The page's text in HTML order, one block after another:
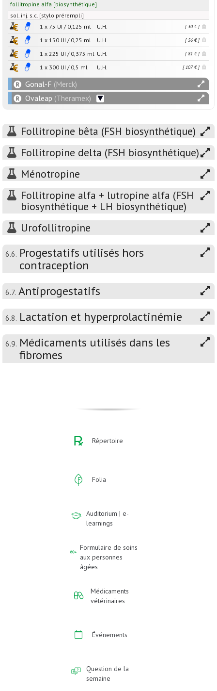
follitropine alfa [biosynthétique]
sol. inj. s.c. [stylo prérempli]
1 x 75 UI / 0,125 ml U.H. [ 30 € ]
1 x 150 UI / 0,25 ml U.H. [ 56 € ]
1 x 225 UI / 0,375 ml U.H. [ 81 € ]
1 x 300 UI / 0,5 ml U.H. [ 107 € ]
Gonal-F (Merck)
Ovaleap (Theramex)
Follitropine bêta (FSH biosynthétique)
Follitropine delta (FSH biosynthétique)
Ménotropine
Follitropine alfa + lutropine alfa (FSH
biosynthétique + LH biosynthétique)
Urofollitropine
6.6. Progestatifs utilisés hors
contraception
6.7. Antiprogestatifs
6.8. Lactation et hyperprolactinémie
6.9. Médicaments utilisés dans les
fibromes
Répertoire
Folia
Auditorium | e-
learnings
Formulaire de soins
aux personnes
âgées
Médicaments
vétérinaires
Événements
Question de la
semaine